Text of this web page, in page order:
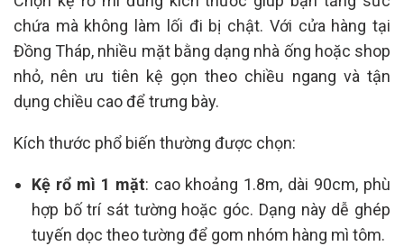
chứa mà không làm lối đi bị chật. Với cửa hàng tại
Đồng Tháp, nhiều mặt bằng dạng nhà ống hoặc shop
nhỏ, nên ưu tiên kệ gọn theo chiều ngang và tận
dụng chiều cao để trưng bày.
Kích thước phổ biến thường được chọn:
Kệ rổ mì 1 mặt: cao khoảng 1.8m, dài 90cm, phù
hợp bố trí sát tường hoặc góc. Dạng này dễ ghép
tuyến dọc theo tường để gom nhóm hàng mì tôm.